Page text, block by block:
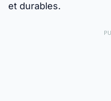
et durables.